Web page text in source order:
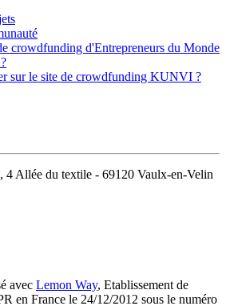
crowdfunding d'Entrepreneurs du Monde
sur le site de crowdfunding KUNVI ?
4 Allée du textile - 69120 Vaulx-en-Velin
avec Lemon Way, Etablissement de
en France le 24/12/2012 sous le numéro